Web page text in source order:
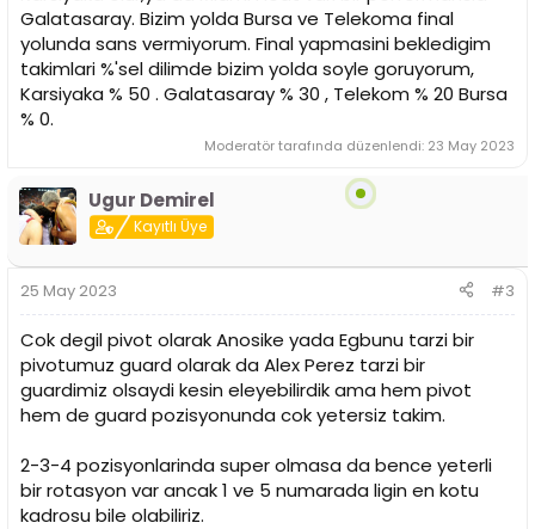
Galatasaray. Bizim yolda Bursa ve Telekoma final
yolunda sans vermiyorum. Final yapmasini bekledigim
takimlari %'sel dilimde bizim yolda soyle goruyorum,
Karsiyaka % 50 . Galatasaray % 30 , Telekom % 20 Bursa
% 0.
Moderatör tarafında düzenlendi: 23 May 2023
Ugur Demirel
Kayıtlı Üye
25 May 2023 #3
Cok degil pivot olarak Anosike yada Egbunu tarzi bir
pivotumuz guard olarak da Alex Perez tarzi bir
guardimiz olsaydi kesin eleyebilirdik ama hem pivot
hem de guard pozisyonunda cok yetersiz takim.
2-3-4 pozisyonlarinda super olmasa da bence yeterli
bir rotasyon var ancak 1 ve 5 numarada ligin en kotu
kadrosu bile olabiliriz.